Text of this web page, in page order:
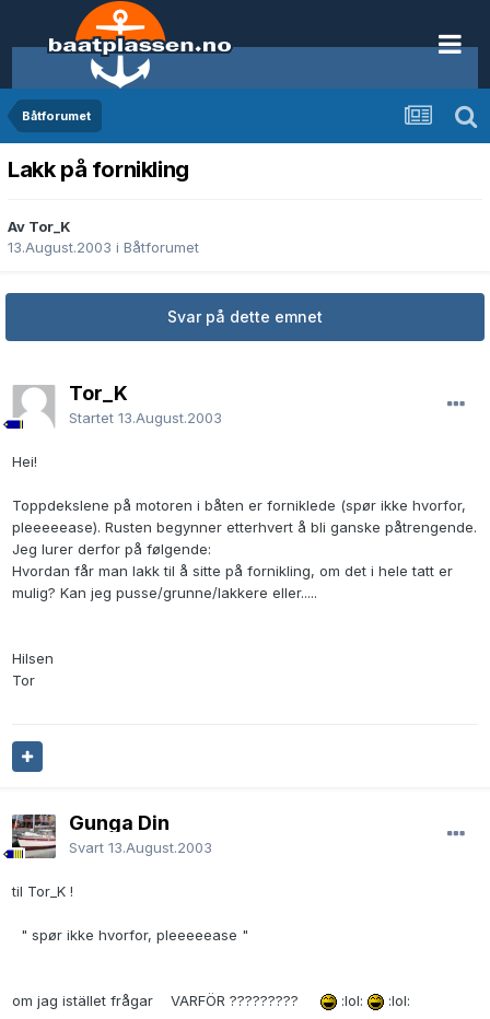
Båtforumet
Lakk på fornikling
Av Tor_K
13.August.2003 i Båtforumet
Svar på dette emnet
Tor_K
Startet 13.August.2003
Hei!
Toppdekslene på motoren i båten er forniklede (spør ikke hvorfor,
pleeeeease). Rusten begynner etterhvert å bli ganske påtrengende.
Jeg lurer derfor på følgende:
Hvordan får man lakk til å sitte på fornikling, om det i hele tatt er
mulig? Kan jeg pusse/grunne/lakkere eller.....
Hilsen
Tor
Gunga Din
Svart 13.August.2003
til Tor_K !
" spør ikke hvorfor, pleeeeease "
om jag istället frågar VARFÖR ????????? :lol: :lol: